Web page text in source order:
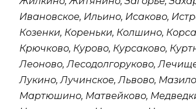
Ивановское, Ильино, Исаково,
Козенки, Кореньки, Колшино,
Крючково, Курово, Курсаково,
Леоново, Лесодолгоруково,
Лукино, Лучинское, Львово,
Мартюшино, Матвейково,